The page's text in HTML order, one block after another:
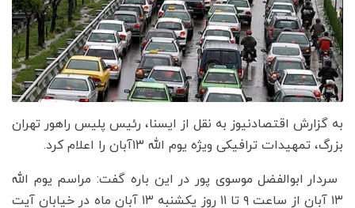
به گزارش اقتصادنیوز به نقل از ایسنا، رئیس پلیس راهور تهران
بزرگ، تمهیدات ترافیکی ویژه یوم الله ۱۳آبان را اعلام کرد.
سردار ابوالفضل موسوی پور در این باره گفت: مراسم یوم الله
۱۳ آبان از ساعت ۹ تا ۱۱ روز یکشنبه ۱۳ آبان ماه در خیابان آیت